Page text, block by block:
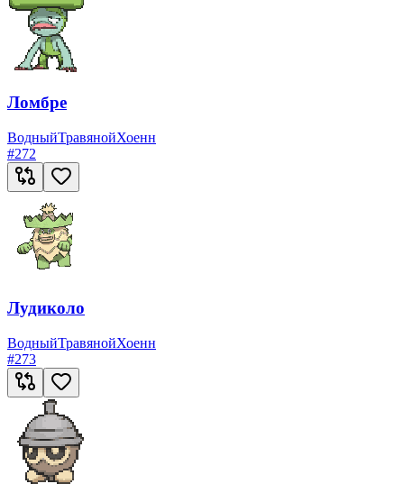
Ломбре
ВодныйТравянойХоенн
#272
Лудиколо
ВодныйТравянойХоенн
#273